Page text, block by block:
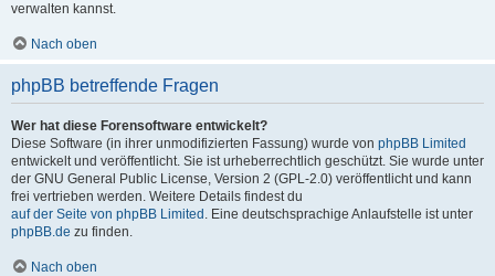
verwalten kannst.
Nach oben
phpBB betreffende Fragen
Wer hat diese Forensoftware entwickelt?
Diese Software (in ihrer unmodifizierten Fassung) wurde von phpBB Limited
entwickelt und veröffentlicht. Sie ist urheberrechtlich geschützt. Sie wurde unter
der GNU General Public License, Version 2 (GPL-2.0) veröffentlicht und kann
frei vertrieben werden. Weitere Details findest du
auf der Seite von phpBB Limited . Eine deutschsprachige Anlaufstelle ist unter
phpBB.de zu finden.
Nach oben